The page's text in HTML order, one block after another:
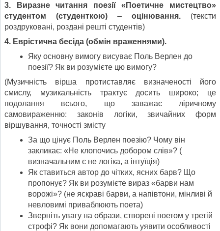
3. Виразне читання поезії «Поетичне мистецтво»
студентом (студенткою) – оцінювання. (тексти
роздруковані, роздані решті студентів)
4. Еврістична бесіда (обмін враженнями).
Яку основну вимогу висуває Поль Верлен до
поезії? Як ви розумієте цю вимогу?
(Музичність вірша протиставляє визначеності його
смислу, музикальність трактує досить широко; це
подолання всього, що заважає ліричному
самовираженню: законів логіки, звичайних форм
віршування, точності змісту
За що цінує Поль Верлен поезію? Чому він
закликає: «Не клопочись добором слів»? (
визначальним є не логіка, а інтуїція)
Як ставиться автор до чітких, ясних барв? Що
пропонує? Як ви розумієте вираз «барви нам
ворожі»? (не яскраві барви, а напівтони, мінливі й
невловимі приваблюють поета)
Зверніть увагу на образи, створені поетом у третій
строфі? Як вони допомагають уявити особливості